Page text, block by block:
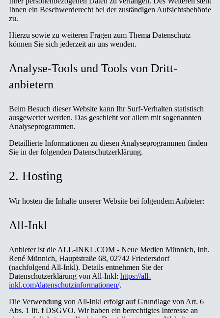
Ihnen ein Beschwerderecht bei der zuständigen Aufsichtsbehörde
zu.
Hierzu sowie zu weiteren Fragen zum Thema Datenschutz
können Sie sich jederzeit an uns wenden.
Analyse-Tools und Tools von Dritt­
anbietern
Beim Besuch dieser Website kann Ihr Surf-Verhalten statistisch
ausgewertet werden. Das geschieht vor allem mit sogenannten
Analyseprogrammen.
Detaillierte Informationen zu diesen Analyseprogrammen finden
Sie in der folgenden Datenschutzerklärung.
2. Hosting
Wir hosten die Inhalte unserer Website bei folgendem Anbieter:
All-Inkl
Anbieter ist die ALL-INKL.COM - Neue Medien Münnich, Inh.
René Münnich, Hauptstraße 68, 02742 Friedersdorf
(nachfolgend All-Inkl). Details entnehmen Sie der
Datenschutzerklärung von All-Inkl: https://all-
inkl.com/datenschutzinformationen/.
Die Verwendung von All-Inkl erfolgt auf Grundlage von Art. 6
Abs. 1 lit. f DSGVO. Wir haben ein berechtigtes Interesse an